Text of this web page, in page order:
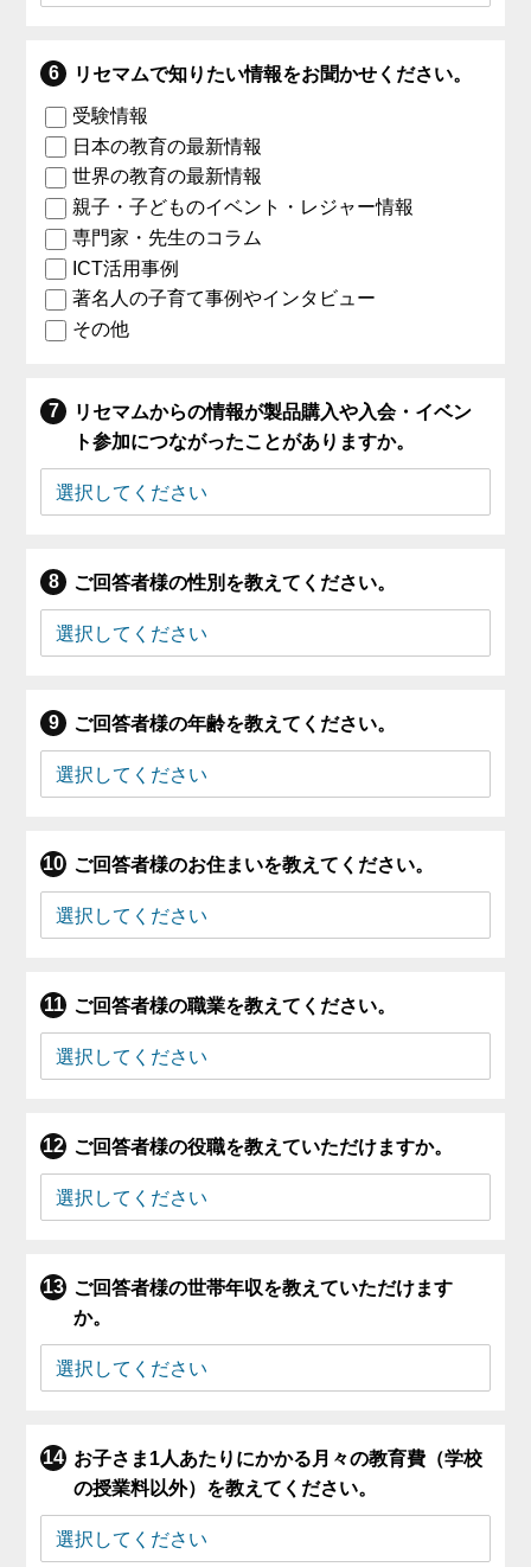
リセマムで知りたい情報をお聞かせください。
受験情報
日本の教育の最新情報
世界の教育の最新情報
親子・子どものイベント・レジャー情報
専門家・先生のコラム
ICT活用事例
著名人の子育て事例やインタビュー
その他
リセマムからの情報が製品購入や入会・イベン
ト参加につながったことがありますか。
ご回答者様の性別を教えてください。
ご回答者様の年齢を教えてください。
ご回答者様のお住まいを教えてください。
ご回答者様の職業を教えてください。
ご回答者様の役職を教えていただけますか。
ご回答者様の世帯年収を教えていただけます
か。
お子さま1人あたりにかかる月々の教育費（学校
の授業料以外）を教えてください。